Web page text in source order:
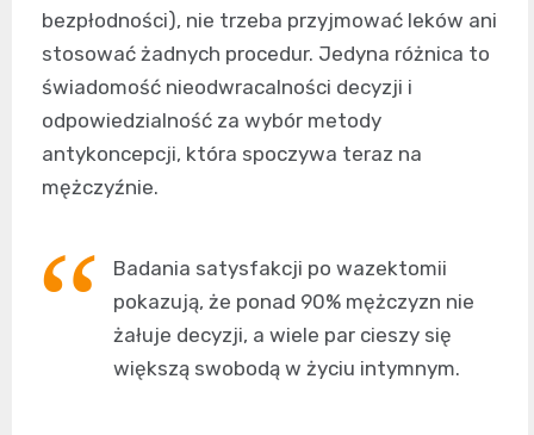
bezpłodności), nie trzeba przyjmować leków ani
stosować żadnych procedur. Jedyna różnica to
świadomość nieodwracalności decyzji i
odpowiedzialność za wybór metody
antykoncepcji, która spoczywa teraz na
mężczyźnie.
Badania satysfakcji po wazektomii
pokazują, że ponad 90% mężczyzn nie
żałuje decyzji, a wiele par cieszy się
większą swobodą w życiu intymnym.